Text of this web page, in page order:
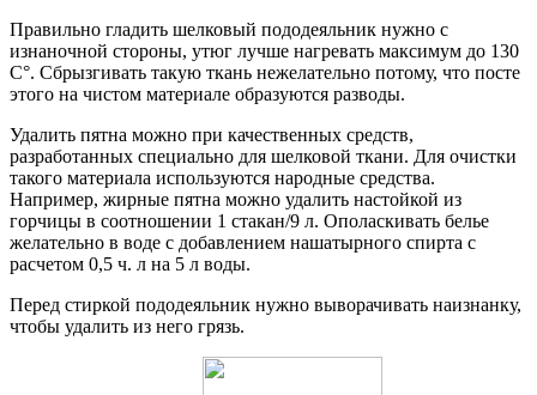
Правильно гладить шелковый пододеяльник нужно с
изнаночной стороны, утюг лучше нагревать максимум до 130
С°. Сбрызгивать такую ткань нежелательно потому, что посте
этого на чистом материале образуются разводы.
Удалить пятна можно при качественных средств,
разработанных специально для шелковой ткани. Для очистки
такого материала используются народные средства.
Например, жирные пятна можно удалить настойкой из
горчицы в соотношении 1 стакан/9 л. Ополаскивать белье
желательно в воде с добавлением нашатырного спирта с
расчетом 0,5 ч. л на 5 л воды.
Перед стиркой пододеяльник нужно выворачивать наизнанку,
чтобы удалить из него грязь.